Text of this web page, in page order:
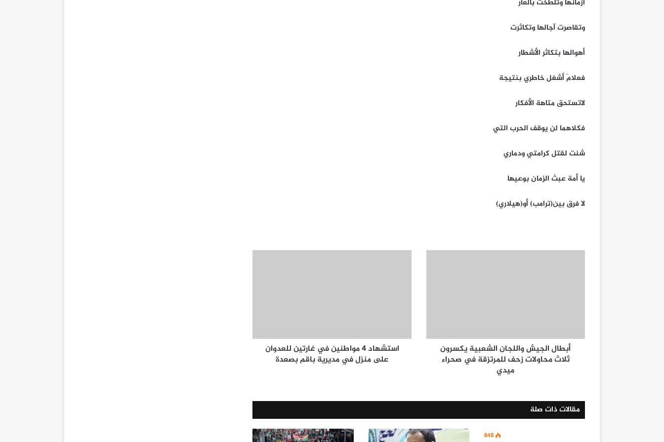
أزمانها وتلطخت بالعار
وتقاصرت آجالها وتكاثرت
أهوالها بتكاثر الأشطار
فعلامَ أشغل خاطري بنتيجة
لاتستحق متاهة الأفكار
فكلاهما لن يوقف الحرب التي
شنت لقتل كرامتي ودماري
يا أمة عبث الزمان بوعيها
لا فرق بين(ترامب) أو(هيلاري)
أبطال الجيش واللجان الشعبية يكسرون
ثلاث محاولات زحف للمرتزقة في صحراء
ميدي
استشهاد 4 مواطنين في غارتين للعدوان
على منزل في مديرية باقم بصعدة
مقالات ذات صلة
848